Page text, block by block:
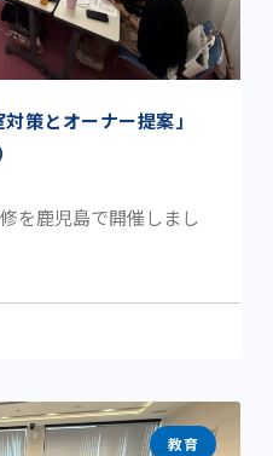
策とオーナー提案」
を鹿児島で開催しまし
教育